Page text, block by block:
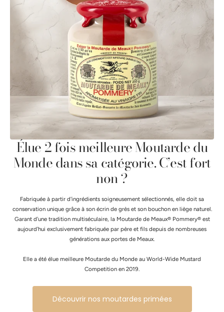
Élue 2 fois meilleure Moutarde du
Monde dans sa catégorie. C’est fort
non ?
Fabriquée à partir d'ingrédients soigneusement sélectionnés, elle doit sa
conservation unique grâce à son écrin de grès et son bouchon en liège naturel.
Garant d'une tradition multiséculaire, la Moutarde de Meaux® Pommery® est
aujourd'hui exclusivement fabriquée par père et fils depuis de nombreuses
générations aux portes de Meaux.
Elle a été élue meilleure Moutarde du Monde au World-Wide Mustard
Competition en 2019.
Découvrir nos moutardes primées